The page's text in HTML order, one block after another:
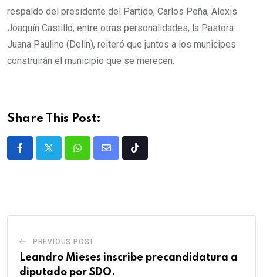
respaldo del presidente del Partido, Carlos Peña, Alexis
Joaquín Castillo, entre otras personalidades, la Pastora
Juana Paulino (Delin), reiteró que juntos a los municipes
construirán el municipio que se merecen.
Share This Post:
PREVIOUS POST
Leandro Mieses inscribe precandidatura a
diputado por SDO.